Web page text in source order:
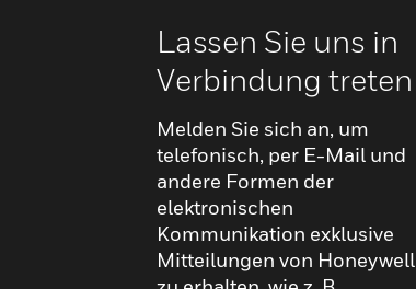
Lassen Sie uns in
Verbindung treten
Melden Sie sich an, um
telefonisch, per E-Mail und
andere Formen der
elektronischen
Kommunikation exklusive
Mitteilungen von Honeywell